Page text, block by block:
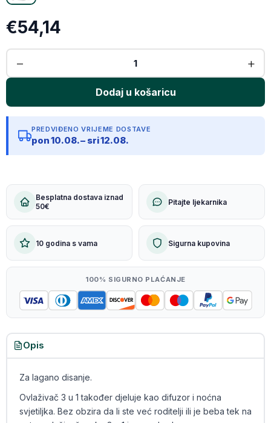
€54,14
PREDVIĐENO VRIJEME DOSTAVE
pon 10.08. – sri 12.08.
Besplatna dostava iznad
50€
Pitajte ljekarnika
10 godina s vama Sigurna kupovina
100% SIGURNO PLAĆANJE
Opis
Za lagano disanje.
Ovlaživač 3 u 1 također djeluje kao difuzor i noćna
svjetiljka. Bez obzira da li ste već roditelji ili je beba tek na